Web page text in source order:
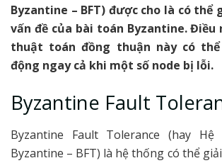
Byzantine – BFT) được cho là có thể
vấn đề của bài toán Byzantine. Điều
thuật toán đồng thuận này có
động ngay cả khi một số node bị lỗi.
Byzantine Fault
Byzantine Fault Tolerance (hay
Byzantine – BFT) là hệ thống có thể